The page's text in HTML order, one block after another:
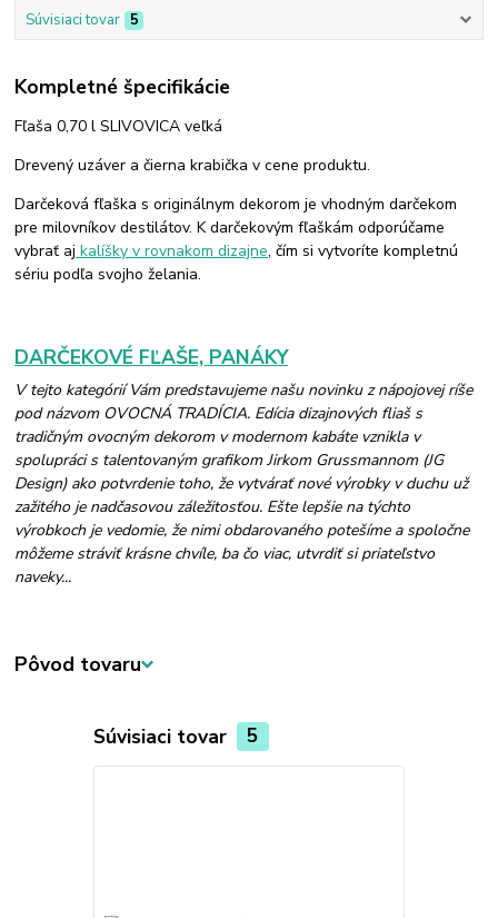
Súvisiaci tovar 5
Kompletné špecifikácie
Fľaša 0,70 l SLIVOVICA veľká
Drevený uzáver a čierna krabička v cene produktu.
Darčeková fľaška s originálnym dekorom je vhodným darčekom
pre milovníkov destilátov. K darčekovým fľaškám odporúčame
vybrať aj kalíšky v rovnakom dizajne, čím si vytvoríte kompletnú
sériu podľa svojho želania.
DARČEKOVÉ FĽAŠE, PANÁKY
V tejto kategórií Vám predstavujeme našu novinku z nápojovej ríše
pod názvom OVOCNÁ TRADÍCIA. Edícia dizajnových fliaš s
tradičným ovocným dekorom v modernom kabáte vznikla v
spolupráci s talentovaným grafikom Jirkom Grussmannom (JG
Design) ako potvrdenie toho, že vytvárať nové výrobky v duchu už
zažitého je nadčasovou záležitosťou. Ešte lepšie na týchto
výrobkoch je vedomie, že nimi obdarovaného potešíme a spoločne
môžeme stráviť krásne chvíle, ba čo viac, utvrdiť si priateľstvo
naveky...
Pôvod tovaru
Súvisiaci tovar 5